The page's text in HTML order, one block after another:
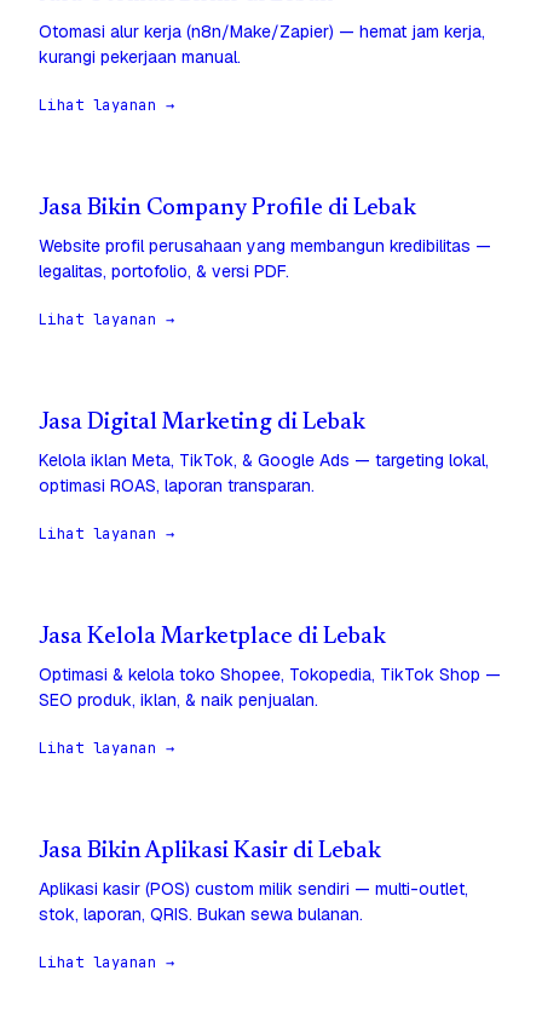
Otomasi alur kerja (n8n/Make/Zapier) — hemat jam kerja,
kurangi pekerjaan manual.
Lihat layanan →
Jasa Bikin Company Profile di Lebak
Website profil perusahaan yang membangun kredibilitas —
legalitas, portofolio, & versi PDF.
Lihat layanan →
Jasa Digital Marketing di Lebak
Kelola iklan Meta, TikTok, & Google Ads — targeting lokal,
optimasi ROAS, laporan transparan.
Lihat layanan →
Jasa Kelola Marketplace di Lebak
Optimasi & kelola toko Shopee, Tokopedia, TikTok Shop —
SEO produk, iklan, & naik penjualan.
Lihat layanan →
Jasa Bikin Aplikasi Kasir di Lebak
Aplikasi kasir (POS) custom milik sendiri — multi-outlet,
stok, laporan, QRIS. Bukan sewa bulanan.
Lihat layanan →